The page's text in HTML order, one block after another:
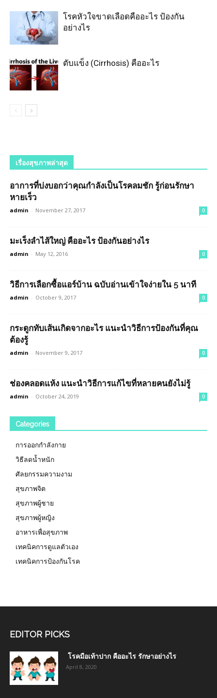
โรคหัวใจขาดเลือดคืออะไร ป้องกัน
อย่างไร
ตับแข็ง (Cirrhosis) คืออะไร
เรื่องสุขภาพล่าสุด
อาการที่บ่งบอกว่าคุณกำลังเป็นโรคลมชัก รู้ก่อนรักษา
หายเร็ว
admin - November 27, 2017 0
มะเร็งลำไส้ใหญ่ คืออะไร ป้องกันอย่างไร
admin - May 12, 2016 0
วิธีการเลือกซื้อแอร์บ้าน ฉบับอ่านเข้าใจง่ายใน 5 นาที
admin - October 9, 2017 0
กระดูกทับเส้นเกิดจากอะไร แนะนำวิธีการป้องกันที่คุณ
ต้องรู้
admin - November 9, 2017 0
ช่องคลอดแห้ง แนะนำวิธีการแก้ไขที่หลายคนยังไม่รู้
admin - October 24, 2019 0
Categories
การออกกำลังกาย
วิธีลดน้ำหนัก
ศัลยกรรมความงาม
สุขภาพจิต
สุขภาพผู้ชาย
สุขภาพผู้หญิง
อาหารเพื่อสุขภาพ
เทคนิคการดูแลตัวเอง
เทคนิคการป้องกันโรค
EDITOR PICKS
โรคมือเท้าปาก คืออะไร รักษาอย่างไร
April 8, 2020